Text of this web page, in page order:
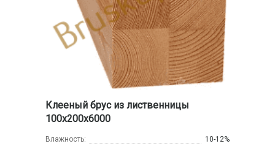
Клееный брус из лиственницы
100х200х6000
Влажность:
10-12%